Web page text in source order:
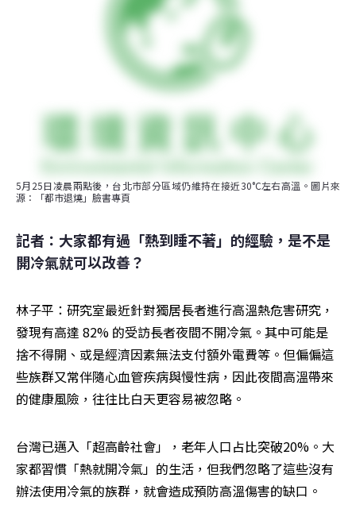
5月25日凌晨兩點後，台北市部分區域仍維持在接近30°C左右高溫。圖片來
源：「都市退燒」臉書專頁
記者：大家都有過「熱到睡不著」的經驗，是不是
開冷氣就可以改善？
林子平：研究室最近針對獨居長者進行高溫熱危害研究，
發現有高達 82% 的受訪長者夜間不開冷氣。其中可能是
捨不得開、或是經濟因素無法支付額外電費等。但偏偏這
些族群又常伴隨心血管疾病與慢性病，因此夜間高溫帶來
的健康風險，往往比白天更容易被忽略。
台灣已邁入「超高齡社會」，老年人口占比突破20%。大
家都習慣「熱就開冷氣」的生活，但我們忽略了這些沒有
辦法使用冷氣的族群，就會造成預防高溫傷害的缺口。